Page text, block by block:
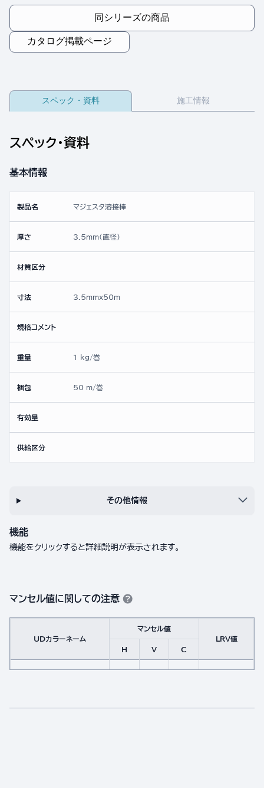
同シリーズの商品
カタログ掲載ページ
スペック・資料 施工情報
スペック・資料
基本情報
製品名 マジェスタ溶接棒
厚さ 3.5mm(直径)
材質区分
寸法 3.5mmx50ｍ
規格コメント
重量 1 kg/巻
梱包 50 m/巻
有効量
供給区分
その他情報
機能
機能をクリックすると詳細説明が表示されます。
マンセル値に関しての注意
UDカラーネーム
マンセル値
LRV値
H
V C